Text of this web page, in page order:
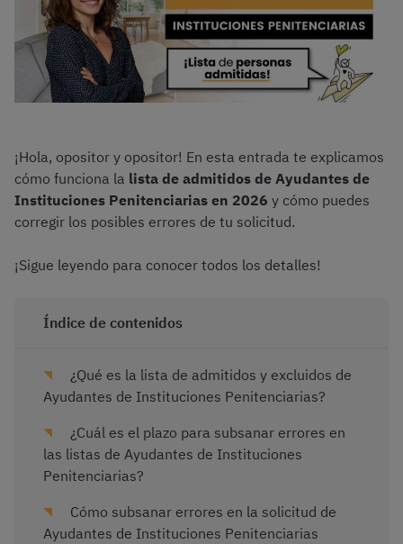
¡Hola, opositor y opositor! En esta entrada te explicamos
cómo funciona la lista de admitidos de Ayudantes de
Instituciones Penitenciarias en 2026 y cómo puedes
corregir los posibles errores de tu solicitud.
¡Sigue leyendo para conocer todos los detalles!
Índice de contenidos
¿Qué es la lista de admitidos y excluidos de
Ayudantes de Instituciones Penitenciarias?
¿Cuál es el plazo para subsanar errores en
las listas de Ayudantes de Instituciones
Penitenciarias?
Cómo subsanar errores en la solicitud de
Ayudantes de Instituciones Penitenciarias